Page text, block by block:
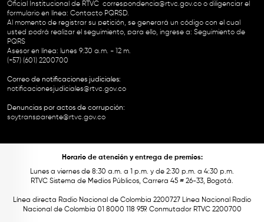
Oficial Institucional de RTVC correspondencia@rtvc.gov.co o diligenciar el
formulario en línea: Contacto PQRSD.
Al momento de registrar su petición, se generará un código con el cual
usted podrá realizar el seguimiento, para ello, ingrese a: Seguimiento de
PQRS
Asesor en línea: lunes 9:30 a.m. - 12 m.
(+57) (601) 2200700
Correo de notificaciones judiciales:
notificacionesjudiciales@rtvc.gov.co
Denuncias por actos de corrupción:
soytransparente@rtvc.gov.co
Horario de atención y entrega de premios:
Lunes a viernes de 8:30 a.m. a 1 p.m. y de 2:30 p.m. a 4:30 p.m.
RTVC Sistema de Medios Públicos, Carrera 45 # 26-33, Bogotá.
Línea directa Radio Nacional de Colombia 2200727 Línea Nacional Radio
Nacional de Colombia 01 8000 118 959. Conmutador RTVC 2200700